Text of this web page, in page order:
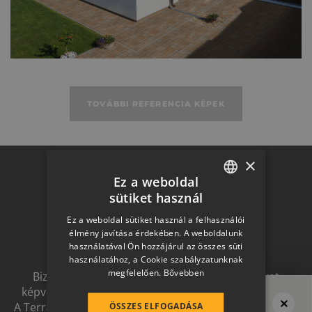
TOVÁBBI REFERENCIA KÉPEK
Otthon a
jövőben
Biztonságot nyújtó, és magas esztétikai értéket
képviselő, egymással szinergiát alkotó megoldások.
A Terrán ernyőmárkának köszönhetően a harmonikus
HUNGARIAN
SLOVAK
GERMAN
ROMANIAN
×
Ez a weboldal
sütiket használ
Ez a weboldal sütiket használ a felhasználói
élmény javítása érdekében. A weboldalunk
használatával Ön hozzájárul az összes süti
használatához, a Cookie szabályzatunknak
megfelelően. Bővebben
ÖSSZES ELFOGADÁSA